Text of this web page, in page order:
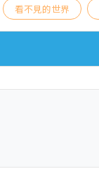
看不見的世界